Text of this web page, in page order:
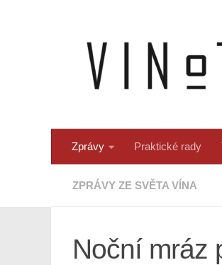
Zprávy Praktické rady
ZPRÁVY ZE SVĚTA VÍNA
Noční mráz